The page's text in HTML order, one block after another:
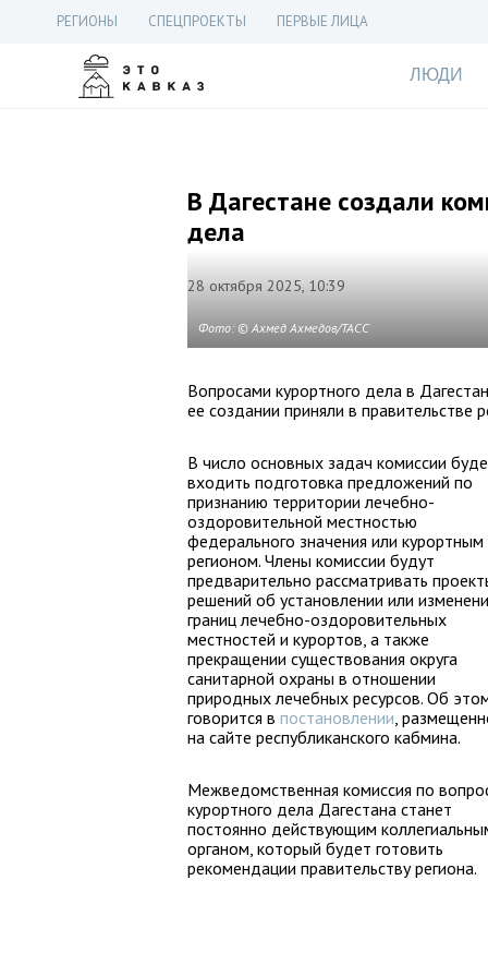
РЕГИОНЫ СПЕЦПРОЕКТЫ ПЕРВЫЕ ЛИЦА
ЛЮДИ
В Дагестане создали
дела
28 октября 2025, 10:39
Фото: © Ахмед Ахмедов/ТАСС
Вопросами курортного дела в
ее создании приняли в правительстве
В число основных задач комиссии
входить подготовка предложений по
признанию территории лечебно-
оздоровительной местностью
федерального значения или курортным
регионом. Члены комиссии будут
предварительно рассматривать
решений об установлении или
границ лечебно-оздоровительных
местностей и курортов, а также
прекращении существования округа
санитарной охраны в отношении
природных лечебных ресурсов. Об
говорится в постановлении,
на сайте республиканского кабмина.
Межведомственная комиссия по
курортного дела Дагестана станет
постоянно действующим
органом, который будет готовить
рекомендации правительству региона.